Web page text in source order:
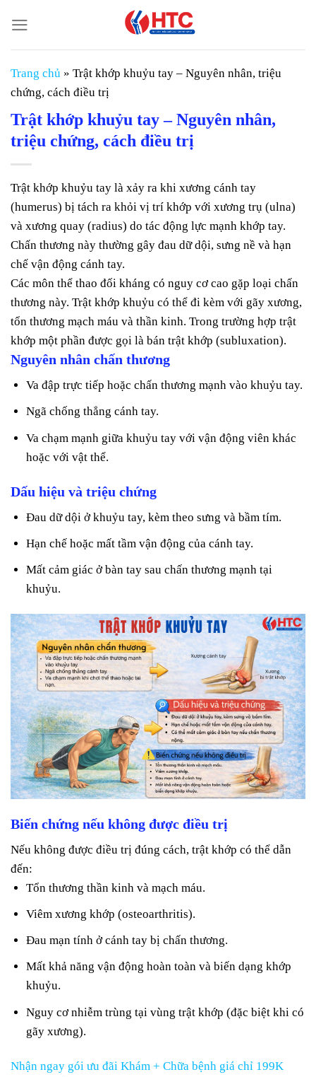
đến
nội
dung
Trang chủ » Trật khớp khuỷu tay – Nguyên nhân, triệu
chứng, cách điều trị
Trật khớp khuỷu tay – Nguyên nhân,
triệu chứng, cách điều trị
Trật khớp khuỷu tay là xảy ra khi xương cánh tay
(humerus) bị tách ra khỏi vị trí khớp với xương trụ (ulna)
và xương quay (radius) do tác động lực mạnh khớp tay.
Chấn thương này thường gây đau dữ dội, sưng nề và hạn
chế vận động cánh tay.
Các môn thể thao đối kháng có nguy cơ cao gặp loại chấn
thương này. Trật khớp khuỷu có thể đi kèm với gãy xương,
tổn thương mạch máu và thần kinh. Trong trường hợp trật
khớp một phần được gọi là bán trật khớp (subluxation).
Nguyên nhân chấn thương
Va đập trực tiếp hoặc chấn thương mạnh vào khuỷu tay.
Ngã chống thẳng cánh tay.
Va chạm mạnh giữa khuỷu tay với vận động viên khác
hoặc với vật thể.
Dấu hiệu và triệu chứng
Đau dữ dội ở khuỷu tay, kèm theo sưng và bầm tím.
Hạn chế hoặc mất tầm vận động của cánh tay.
Mất cảm giác ở bàn tay sau chấn thương mạnh tại
khuỷu.
Biến chứng nếu không được điều trị
Nếu không được điều trị đúng cách, trật khớp có thể dẫn
đến:
Tổn thương thần kinh và mạch máu.
Viêm xương khớp (osteoarthritis).
Đau mạn tính ở cánh tay bị chấn thương.
Mất khả năng vận động hoàn toàn và biến dạng khớp
khuỷu.
Nguy cơ nhiễm trùng tại vùng trật khớp (đặc biệt khi có
gãy xương).
Nhận ngay gói ưu đãi Khám + Chữa bệnh giá chỉ 199K